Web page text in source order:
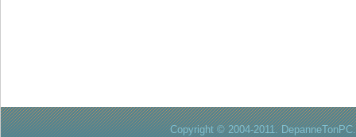
Copyright © 2004-2011.